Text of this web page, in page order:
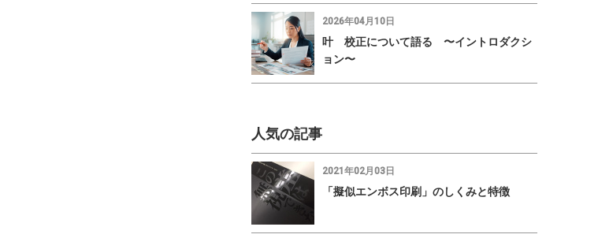
2026年04月10日
叶 校正について語る 〜イントロダクシ
ョン〜
人気の記事
2021年02月03日
「擬似エンボス印刷」のしくみと特徴